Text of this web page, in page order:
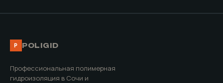
P POLIGID
Профессиональная полимерная
гидроизоляция в Сочи и